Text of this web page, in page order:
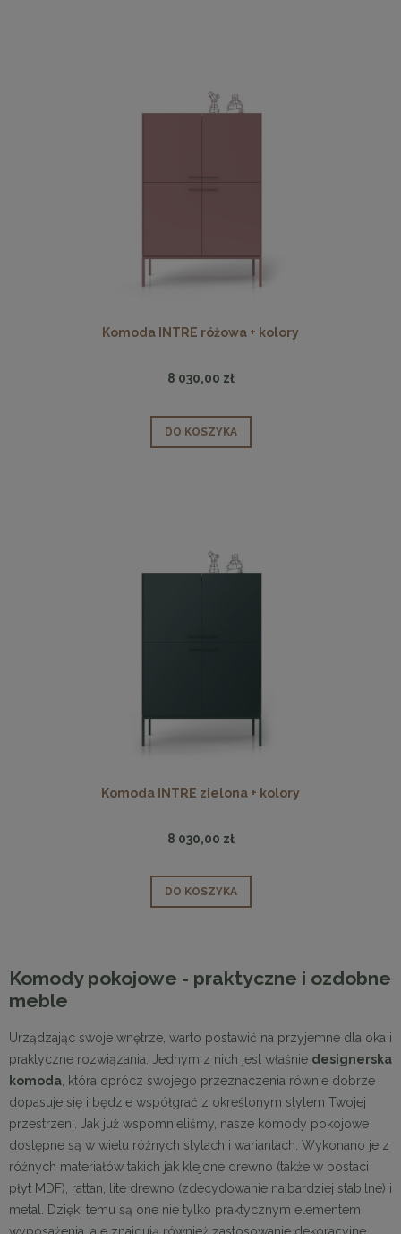
Komoda INTRE różowa + kolory
8 030,00 zł
DO KOSZYKA
Komoda INTRE zielona + kolory
8 030,00 zł
DO KOSZYKA
Komody pokojowe - praktyczne i ozdobne
meble
Urządzając swoje wnętrze, warto postawić na przyjemne dla oka i
praktyczne rozwiązania. Jednym z nich jest właśnie designerska
komoda, która oprócz swojego przeznaczenia równie dobrze
dopasuje się i będzie współgrać z określonym stylem Twojej
przestrzeni. Jak już wspomnieliśmy, nasze komody pokojowe
dostępne są w wielu różnych stylach i wariantach. Wykonano je z
różnych materiałów takich jak klejone drewno (także w postaci
płyt MDF), rattan, lite drewno (zdecydowanie najbardziej stabilne) i
metal. Dzięki temu są one nie tylko praktycznym elementem